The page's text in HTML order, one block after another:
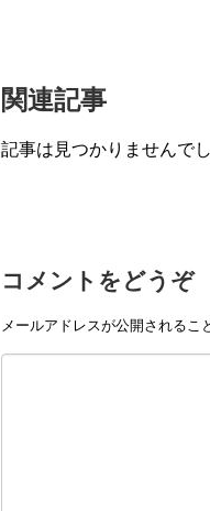
関連記事
記事は見つかりませんでし
コメントをどうぞ
メールアドレスが公開されるこ